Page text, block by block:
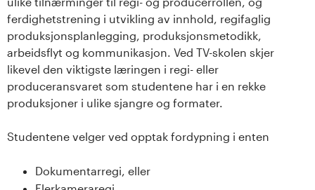
ferdighetstrening i utvikling av innhold, regifaglig
produksjonsplanlegging, produksjonsmetodikk,
arbeidsflyt og kommunikasjon. Ved TV-skolen skjer
likevel den viktigste læringen i regi- eller
produceransvaret som studentene har i en rekke
produksjoner i ulike sjangre og formater.
Studentene velger ved opptak fordypning i enten
Dokumentarregi, eller